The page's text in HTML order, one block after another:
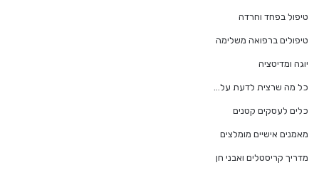
טיפול בפחד וחרדה
טיפולים ברפואה משלימה
יוגה ומדיטציה
כל מה שרצית לדעת על…
כלים לעסקים קטנים
מאמנים אישיים מומלצים
מדריך קריסטלים ואבני חן